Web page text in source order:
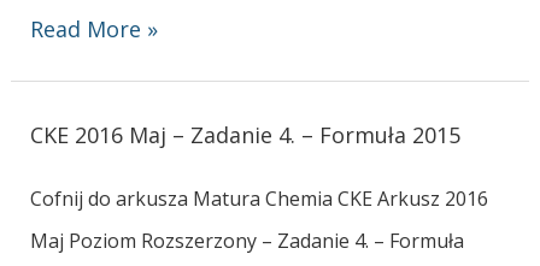
Read More »
CKE 2016 Maj – Zadanie 4. – Formuła 2015
Cofnij do arkusza Matura Chemia CKE Arkusz 2016
Maj Poziom Rozszerzony – Zadanie 4. – Formuła